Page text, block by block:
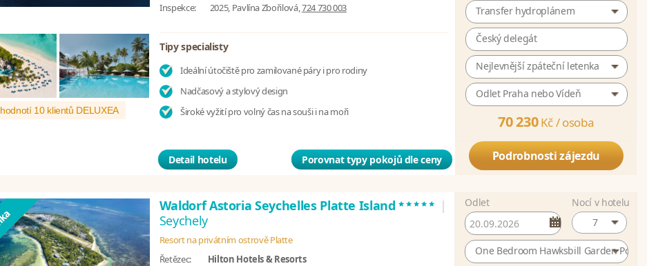
Inspekce:
2025, Pavlína Zbořilová,724 730 003
hodnotí 10 klientů DELUXEA
Tipy specialisty
Ideální útočiště pro zamilované páry i pro rodiny
Nadčasový a stylový design
Široké vyžití pro volný čas na souši i na moři
Detail hotelu Porovnat typy pokojů dle ceny
Transfer hydroplánem
Český delegát
Nejlevnější zpáteční letenka
Odlet Praha nebo Vídeň
70 230 Kč /osoba
Podrobnosti zájezdu
Waldorf Astoria Seychelles Platte Island***** |
Seychely
Resort na privátním ostrově Platte
Řetězec:
Hilton Hotels & Resorts
Odlet
Nocí v hotelu
7
One Bedroom Hawksbill Garden Pool